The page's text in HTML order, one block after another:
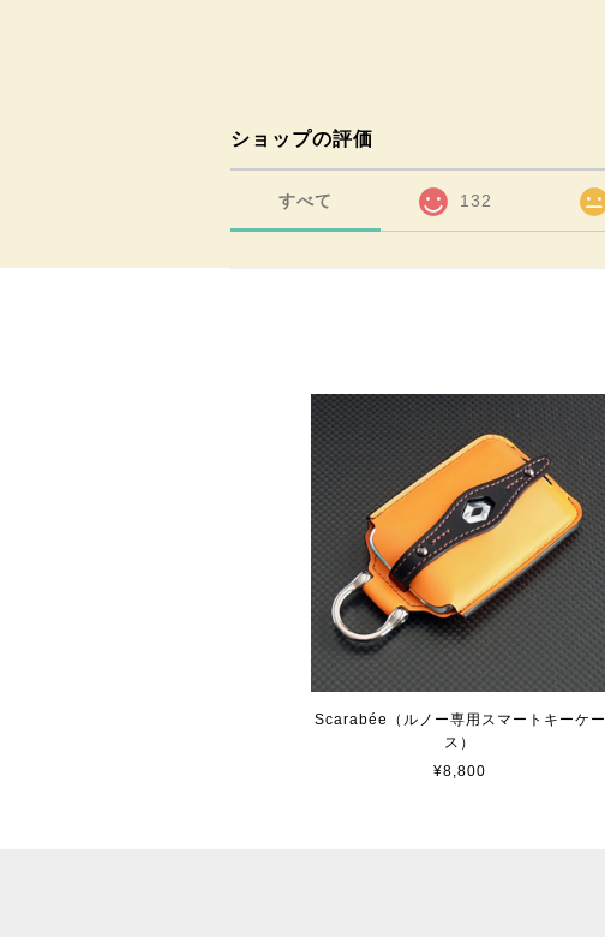
ショップの評価
すべて 132
Scarabée（ルノー専用スマートキーケー
ス）
¥8,800